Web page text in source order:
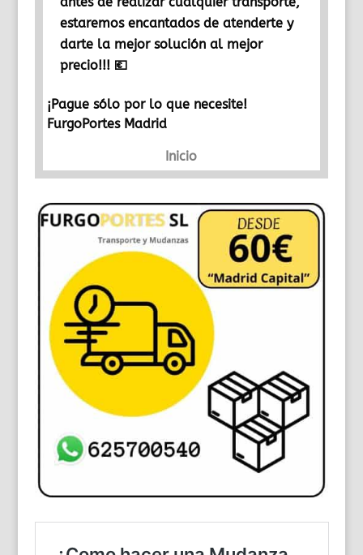
estaremos encantados de atenderte y
darte la mejor solución al mejor
precio!!! 💶
¡Pague sólo por lo que necesite!
FurgoPortes Madrid
Inicio